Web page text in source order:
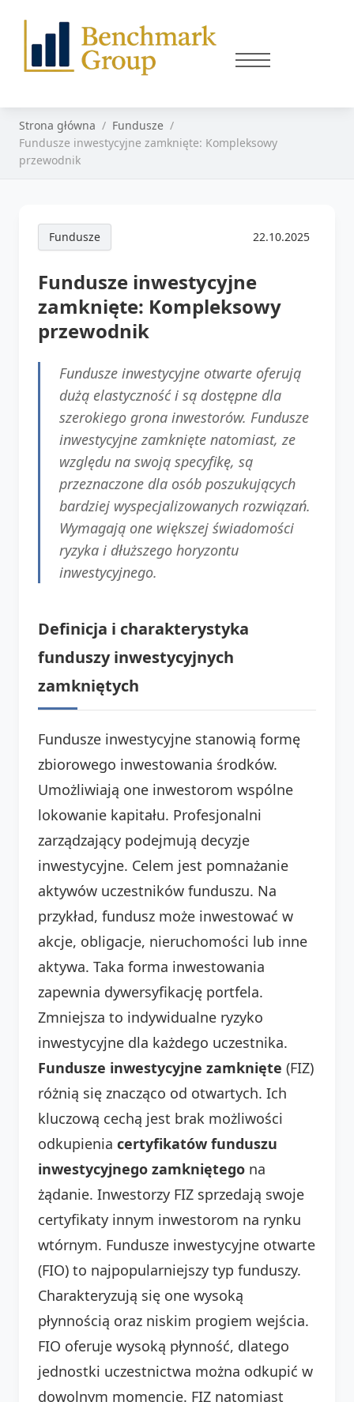
Strona główna
Fundusze
Fundusze inwestycyjne zamknięte: Kompleksowy
przewodnik
Fundusze 22.10.2025
Fundusze inwestycyjne
zamknięte: Kompleksowy
przewodnik
Fundusze inwestycyjne otwarte oferują
dużą elastyczność i są dostępne dla
szerokiego grona inwestorów. Fundusze
inwestycyjne zamknięte natomiast, ze
względu na swoją specyfikę, są
przeznaczone dla osób poszukujących
bardziej wyspecjalizowanych rozwiązań.
Wymagają one większej świadomości
ryzyka i dłuższego horyzontu
inwestycyjnego.
Definicja i charakterystyka
funduszy inwestycyjnych
zamkniętych
Fundusze inwestycyjne stanowią formę
zbiorowego inwestowania środków.
Umożliwiają one inwestorom wspólne
lokowanie kapitału. Profesjonalni
zarządzający podejmują decyzje
inwestycyjne. Celem jest pomnażanie
aktywów uczestników funduszu. Na
przykład, fundusz może inwestować w
akcje, obligacje, nieruchomości lub inne
aktywa. Taka forma inwestowania
zapewnia dywersyfikację portfela.
Zmniejsza to indywidualne ryzyko
inwestycyjne dla każdego uczestnika.
Fundusze inwestycyjne zamknięte (FIZ)
różnią się znacząco od otwartych. Ich
kluczową cechą jest brak możliwości
odkupienia certyfikatów funduszu
inwestycyjnego zamkniętego na
żądanie. Inwestorzy FIZ sprzedają swoje
certyfikaty innym inwestorom na rynku
wtórnym. Fundusze inwestycyjne otwarte
(FIO) to najpopularniejszy typ funduszy.
Charakteryzują się one wysoką
płynnością oraz niskim progiem wejścia.
FIO oferuje wysoką płynność, dlatego
jednostki uczestnictwa można odkupić w
dowolnym momencie. FIZ natomiast